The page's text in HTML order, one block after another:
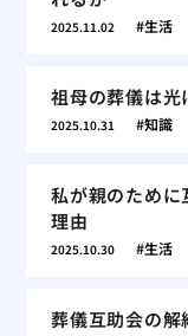
2025.11.02 生活
祖母の葬儀は光
2025.10.31 知識
私が親のために
理由
2025.10.30 生活
葬儀互助会の解